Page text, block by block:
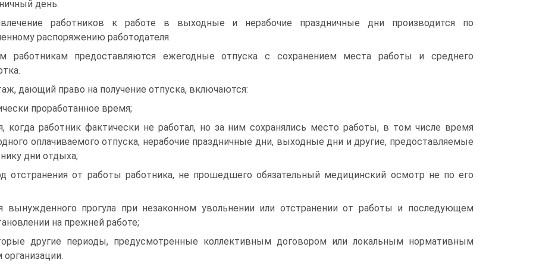
день.
работников к работе в выходные и нерабочие праздничные дни производится по
распоряжению работодателя.
работникам предоставляются ежегодные отпуска с сохранением места работы и среднего
дающий право на получение отпуска, включаются:
проработанное время;
когда работник фактически не работал, но за ним сохранялись место работы, в том числе время
оплачиваемого отпуска, нерабочие праздничные дни, выходные дни и другие, предоставляемые
дни отдыха;
отстранения от работы работника, не прошедшего обязательный медицинский осмотр не по его
вынужденного прогула при незаконном увольнении или отстранении от работы и последующем
на прежней работе;
другие периоды, предусмотренные коллективным договором или локальным нормативным
организации.